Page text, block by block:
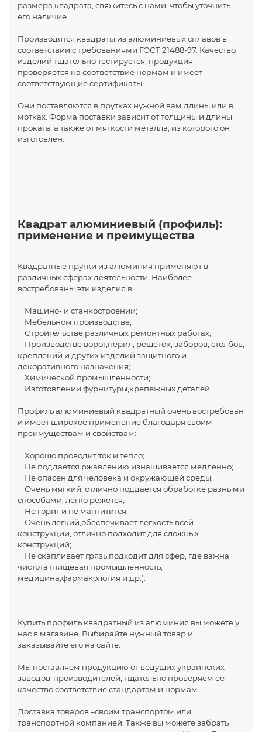
размера квадрата, свяжитесь с нами, чтобы уточнить
его наличие.
Производятся квадраты из алюминиевых сплавов в
соответствии с требованиями ГОСТ 21488-97. Качество
изделий тщательно тестируется, продукция
проверяется на соответствие нормам и имеет
соответствующие сертификаты.
Они поставляются в прутках нужной вам длины или в
мотках. Форма поставки зависит от толщины и длины
проката, а также от мягкости металла, из которого он
изготовлен.
Квадрат алюминиевый (профиль):
применение и преимущества
Квадратные прутки из алюминия применяют в
различных сферах деятельности. Наиболее
востребованы эти изделия в:
Машино- и станкостроении;
Мебельном производстве;
Строительстве,различных ремонтных работах;
Производстве ворот,перил, решеток, заборов, столбов,
креплений и других изделий защитного и
декоративного назначения;
Химической промышленности;
Изготовлении фурнитуры,крепежных деталей.
Профиль алюминиевый квадратный очень востребован
и имеет широкое применение благодаря своим
преимуществам и свойствам:
Хорошо проводит ток и тепло;
Не поддается ржавлению,изнашивается медленно;
Не опасен для человека и окружающей среды;
Очень мягкий, отлично поддается обработке разными
способами, легко режется;
Не горит и не магнитится;
Очень легкий,обеспечивает легкость всей
конструкции, отлично подходит для сложных
конструкций;
Не скапливает грязь,подходит для сфер, где важна
чистота (пищевая промышленность,
медицина,фармакология и др.).
Купить профиль квадратный из алюминия вы можете у
нас в магазине. Выбирайте нужный товар и
заказывайте его на сайте.
Мы поставляем продукцию от ведущих украинских
заводов-производителей, тщательно проверяем ее
качество,соответствие стандартам и нормам.
Доставка товаров –своим транспортом или
транспортной компанией. Также вы можете забрать